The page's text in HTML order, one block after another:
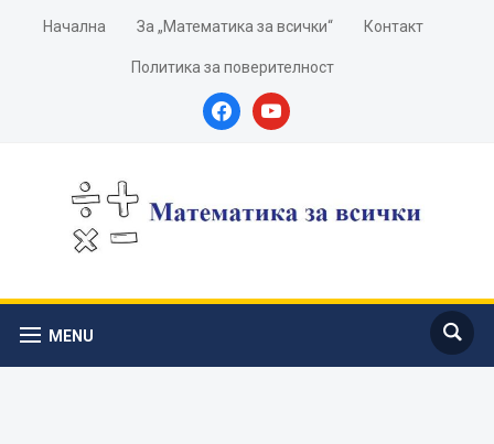
Начална За „Математика за всички“ Контакт
Политика за поверителност
facebookyoutube
MENU